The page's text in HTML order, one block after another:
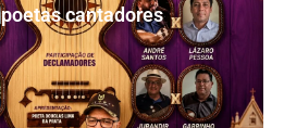
cantadores